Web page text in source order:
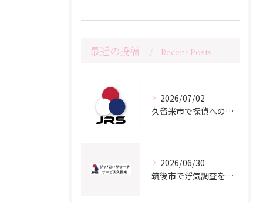
最近の投稿 Recent Posts
2026/07/02
久留米市で探偵への相談をご検討の方へ
2026/06/30
筑後市で浮気調査をご検討の方へ｜よくある質問と知っておきたいポイント